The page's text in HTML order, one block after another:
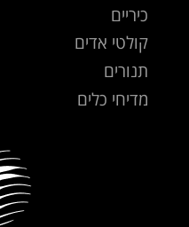
כיריים
קולטי אדים
תנורים
מדיחי כלים